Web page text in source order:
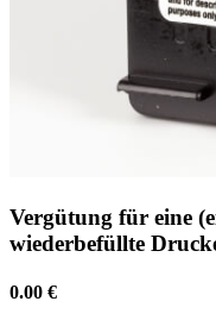
Vergütung für eine
wiederbefüllte
0.00 €